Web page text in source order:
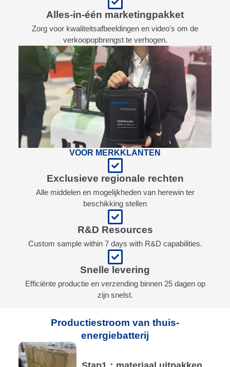
Alles-in-één marketingpakket
Zorg voor kwaliteitsafbeeldingen en video's om de
verkoopopbrengst te verhogen.
VOOR MERKKLANTEN
Exclusieve regionale rechten
Alle middelen en mogelijkheden van herewin ter
beschikking stellen
R&D Resources
Custom sample within 7 days with R&D capabilities.
Snelle levering
Efficiënte productie en verzending binnen 25 dagen op
zijn snelst.
Productiestroom van thuis-
energiebatterij